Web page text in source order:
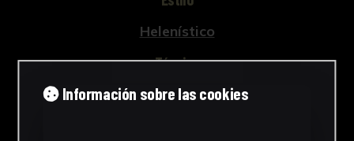
Helenístico
Técnica
Técnica mixta
Información sobre las cookies